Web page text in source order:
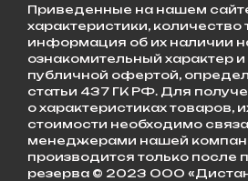
Приведенные на нашем
характеристики, количество
информация об их наличии
ознакомительный характер
публичной офертой,
статьи 437 ГК РФ. Для
о характеристиках товаров,
стоимости необходимо
менеджерами нашей
производится только после
резерва © 2023 ООО